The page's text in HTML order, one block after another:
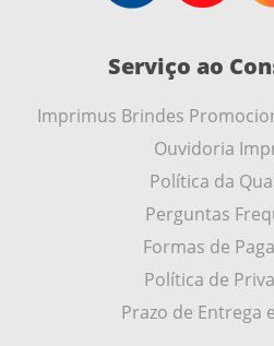
Serviço ao
Imprimus Brindes
Ouvidoria
Política da
Perguntas
Formas de
Política de
Prazo de Entrega